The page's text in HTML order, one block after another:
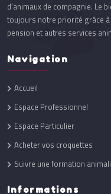
d’animaux de compagnie. Le
toujours notre priorité grâce
pension et autres services
Navigation
Accueil
Espace Professionnel
Espace Particulier
Acheter vos croquettes
Suivre une formation
Informations